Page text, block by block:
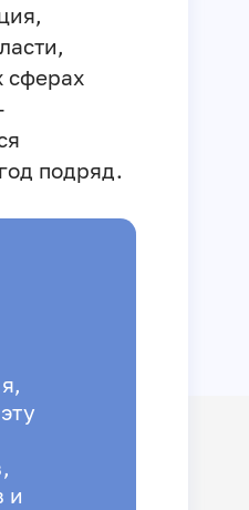
сферах
подряд.
и